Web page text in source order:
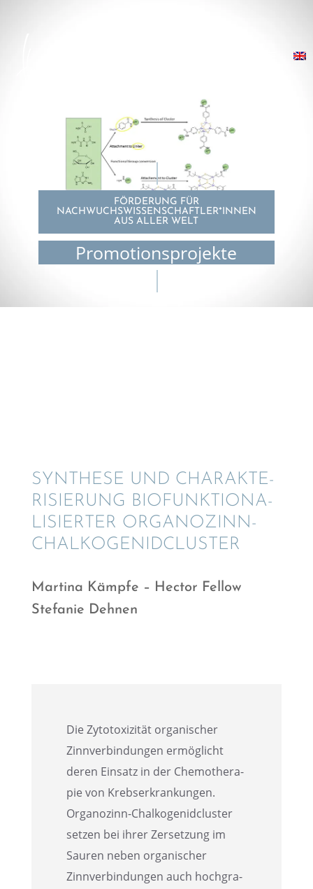
FÖRDERUNG FÜR
NACHWUCHSWISSENSCHAFTLER*INNEN
AUS ALLER WELT
Promotionsprojekte
SYNTHESE UND CHARAK­TE­
RI­SIE­RUNG BIOFUNK­TIO­NA­
LI­SIER­TER ORGANOZINN-
CHALKOGENIDCLUSTER
Martina Kämpfe – Hector Fellow
Stefa­nie Dehnen
Die Zytoto­xi­zi­tät organi­scher
Zinnver­bin­dun­gen ermög­licht
deren Einsatz in der Chemo­the­ra­
pie von Krebs­er­kran­kun­gen.
Organo­zinn-Chalko­ge­nid­clus­ter
setzen bei ihrer Zerset­zung im
Sauren neben organi­scher
Zinnver­bin­dun­gen auch hochgra­